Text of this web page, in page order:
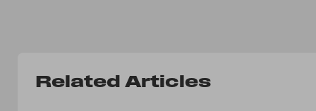
Related Articles